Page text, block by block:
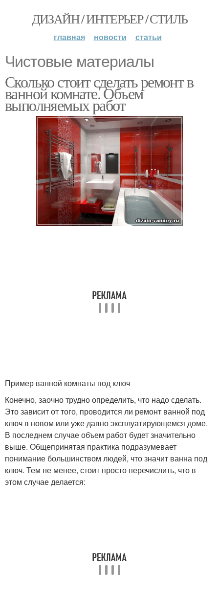
ДИЗАЙН / ИНТЕРЬЕР / СТИЛЬ
главная новости статьи
Чистовые материалы
Сколько стоит сделать ремонт в
ванной комнате. Объем
выполняемых работ
Пример ванной комнаты под ключ
Конечно, заочно трудно определить, что надо сделать.
Это зависит от того, проводится ли ремонт ванной под
ключ в новом или уже давно эксплуатирующемся доме.
В последнем случае объем работ будет значительно
выше. Общепринятая практика подразумевает
понимание большинством людей, что значит ванна под
ключ. Тем не менее, стоит просто перечислить, что в
этом случае делается: